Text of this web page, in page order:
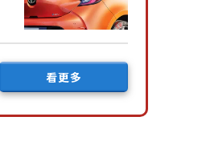
看更多